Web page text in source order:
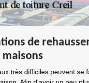
de
très difficiles peuvent se